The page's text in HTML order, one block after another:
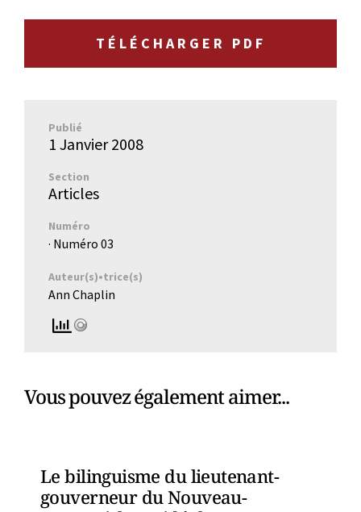
TÉLÉCHARGER PDF
Publié
1 Janvier 2008
Section
Articles
Numéro
· Numéro 03
Auteur(s)•trice(s)
Ann Chaplin
Vous pouvez également aimer...
Le bilinguisme du lieutenant-
gouverneur du Nouveau-